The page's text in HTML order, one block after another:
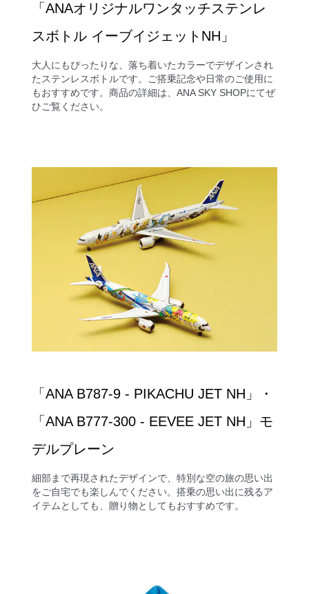
「ANAオリジナルワンタッチステンレ
スボトル イーブイジェットNH」
大人にもぴったりな、落ち着いたカラーでデザインされ
たステンレスボトルです。ご搭乗記念や日常のご使用に
もおすすめです。商品の詳細は、ANA SKY SHOPにてぜ
ひご覧ください。
「ANA B787-9 ‐ PIKACHU JET NH」・
「ANA B777-300 ‐ EEVEE JET NH」モ
デルプレーン
細部まで再現されたデザインで、特別な空の旅の思い出
をご自宅でも楽しんでください。搭乗の思い出に残るア
イテムとしても、贈り物としてもおすすめです。